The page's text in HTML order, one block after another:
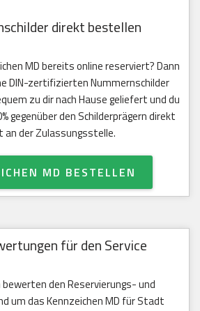
direkt bestellen
MD bereits online reserviert? Dann
DIN-zertifizierten Nummernschilder
zu dir nach Hause geliefert und du
gegenüber den Schilderprägern direkt
an der Zulassungsstelle.
MD BESTELLEN
für den Service
bewerten den Reservierungs- und
um das Kennzeichen MD für Stadt